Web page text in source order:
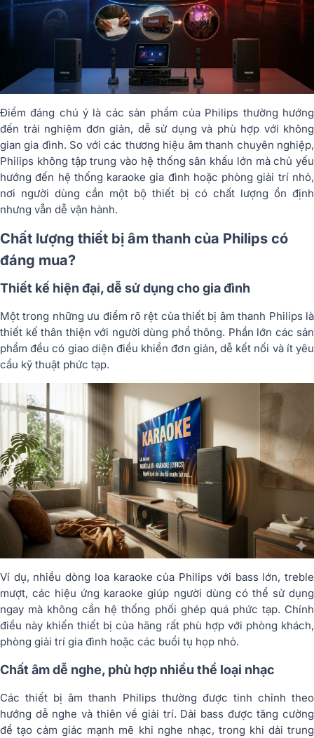
Điểm đáng chú ý là các sản phẩm của Philips thường hướng
đến trải nghiệm đơn giản, dễ sử dụng và phù hợp với không
gian gia đình. So với các thương hiệu âm thanh chuyên nghiệp,
Philips không tập trung vào hệ thống sân khấu lớn mà chủ yếu
hướng đến hệ thống karaoke gia đình hoặc phòng giải trí nhỏ,
nơi người dùng cần một bộ thiết bị có chất lượng ổn định
nhưng vẫn dễ vận hành.
Chất lượng thiết bị âm thanh của Philips có
đáng mua?
Thiết kế hiện đại, dễ sử dụng cho gia đình
Một trong những ưu điểm rõ rệt của thiết bị âm thanh Philips là
thiết kế thân thiện với người dùng phổ thông. Phần lớn các sản
phẩm đều có giao diện điều khiển đơn giản, dễ kết nối và ít yêu
cầu kỹ thuật phức tạp.
Ví dụ, nhiều dòng loa karaoke của Philips với bass lớn, treble
mượt, các hiệu ứng karaoke giúp người dùng có thể sử dụng
ngay mà không cần hệ thống phối ghép quá phức tạp. Chính
điều này khiến thiết bị của hãng rất phù hợp với phòng khách,
phòng giải trí gia đình hoặc các buổi tụ họp nhỏ.
Chất âm dễ nghe, phù hợp nhiều thể loại nhạc
Các thiết bị âm thanh Philips thường được tinh chỉnh theo
hướng dễ nghe và thiên về giải trí. Dải bass được tăng cường
để tạo cảm giác mạnh mẽ khi nghe nhạc, trong khi dải trung